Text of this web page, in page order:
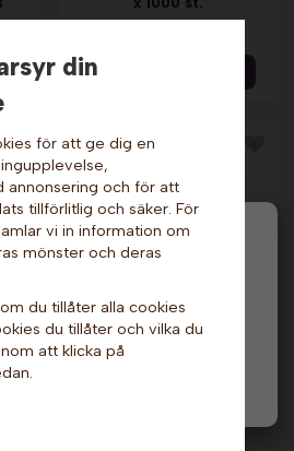
till Gottes!
moms) för hur våra priser
Inlägg till donutslåda
- stor, 100 st. Jafaris
din
för att ge dig en
annonsering och för att
tillförlitlig och säker. För
vi in information om
mönster och deras
du tillåter alla cookies
du tillåter och vilka du
att klicka på